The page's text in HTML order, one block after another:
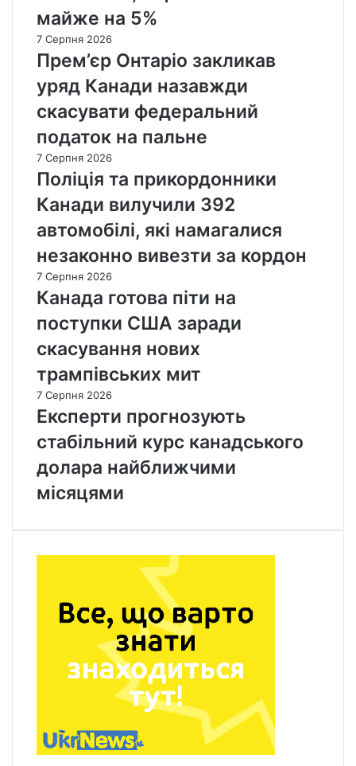
майже на 5%
7 Серпня 2026
Прем’єр Онтаріо закликав
уряд Канади назавжди
скасувати федеральний
податок на пальне
7 Серпня 2026
Поліція та прикордонники
Канади вилучили 392
автомобілі, які намагалися
незаконно вивезти за кордон
7 Серпня 2026
Канада готова піти на
поступки США заради
скасування нових
трампівських мит
7 Серпня 2026
Експерти прогнозують
стабільний курс канадського
долара найближчими
місяцями